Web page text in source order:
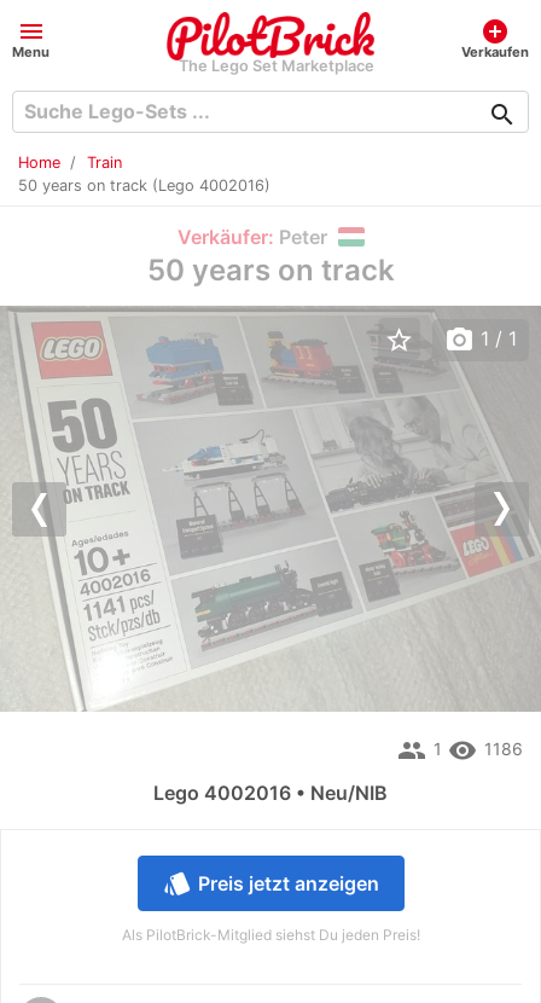
menu
Menu
The Lego Set Marketplace
add_circle
Verkaufen
search
Home
Train
50 years on track (Lego 4002016)
Verkäufer: Peter
50 years on track
style Preis jetzt anzeigen
Als PilotBrick-Mitglied siehst Du jeden Preis!
Previous
star_border photo_camera 1 / 1
remove_red_eye 1186
people 1
Lego 4002016 • Neu/NIB